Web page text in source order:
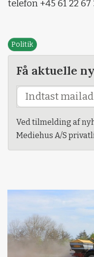
telefon +45 61 22 67
Politik
Få aktuelle
Ved tilmelding af
Mediehus A/S